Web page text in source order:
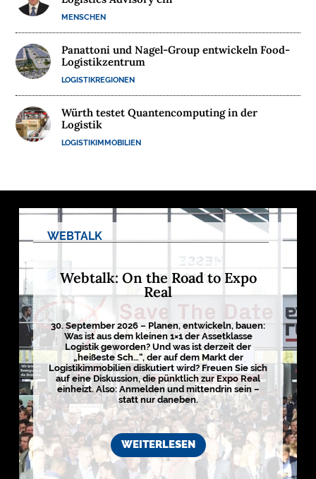
E
N
E
H
M
E
N
I
A
R
E
M
E
D
E
N

D
MENSCHEN
Panattoni und Nagel-Group entwickeln Food-
Logistikzentrum
LOGISTIKREGIONEN
Würth testet Quantencomputing in der
Logistik
LOGISTIKIMMOBILIEN
WEBTALK
Webtalk: On the Road to Expo
Real
30. September 2026 – Planen, entwickeln, bauen:
Was ist aus dem kleinen 1×1 der Assetklasse
Logistik geworden? Und was ist derzeit der
„heißeste Sch…“, der auf dem Markt der
Logistikimmobilien diskutiert wird? Freuen Sie sich
auf eine Diskussion, die pünktlich zur Expo Real
einheizt. Also: Anmelden und mittendrin sein –
statt nur daneben.
WEITERLESEN